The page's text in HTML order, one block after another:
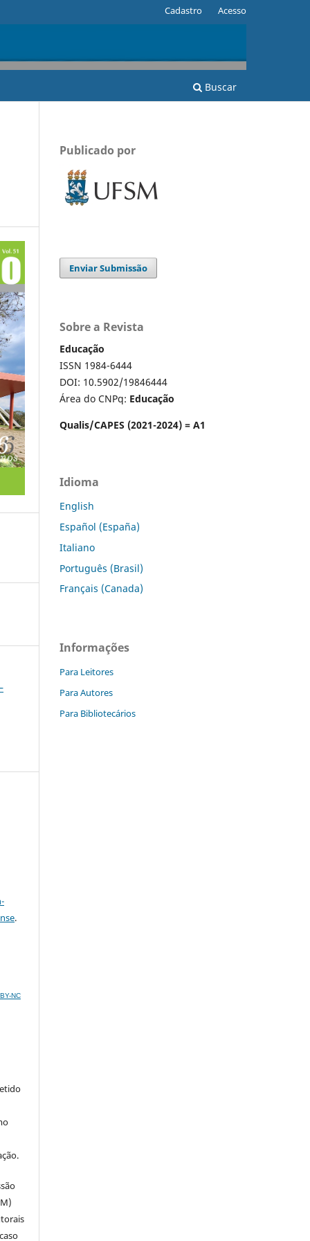
Buscar
Cadastro Acesso
.
NC
Publicado por
Enviar Submissão
Sobre a Revista
Educação
ISSN 1984-6444
DOI: 10.5902/19846444
Área do CNPq: Educação
Qualis/CAPES (2021-2024) = A1
Idioma
English
Español (España)
Italiano
Português (Brasil)
Français (Canada)
Informações
Para Leitores
Para Autores
Para Bibliotecários